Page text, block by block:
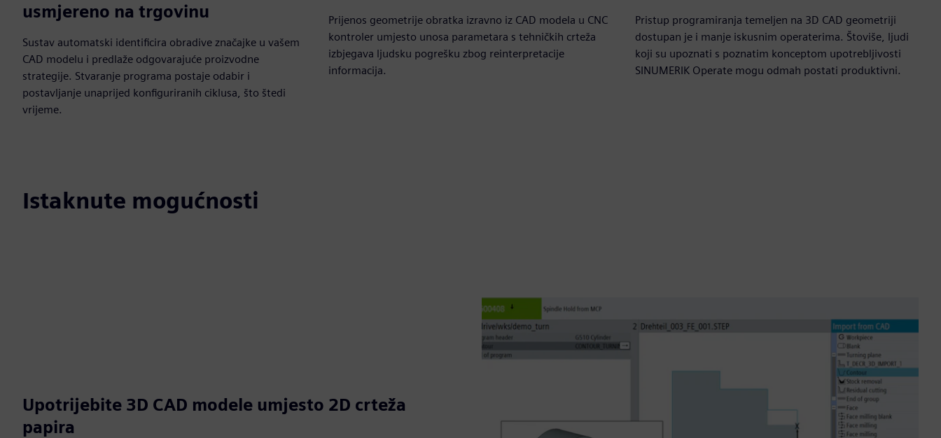
usmjereno na trgovinu
Sustav automatski identificira obradive značajke u vašem
CAD modelu i predlaže odgovarajuće proizvodne
strategije. Stvaranje programa postaje odabir i
postavljanje unaprijed konfiguriranih ciklusa, što štedi
vrijeme.
Prijenos geometrije obratka izravno iz CAD modela u CNC
kontroler umjesto unosa parametara s tehničkih crteža
izbjegava ljudsku pogrešku zbog reinterpretacije
informacija.
Pristup programiranja temeljen na 3D CAD geometriji
dostupan je i manje iskusnim operaterima. Štoviše, ljudi
koji su upoznati s poznatim konceptom upotrebljivosti
SINUMERIK Operate mogu odmah postati produktivni.
Istaknute mogućnosti
Upotrijebite 3D CAD modele umjesto 2D crteža
papira